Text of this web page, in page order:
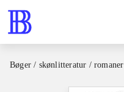
Bøger / skønlitteratur / romaner